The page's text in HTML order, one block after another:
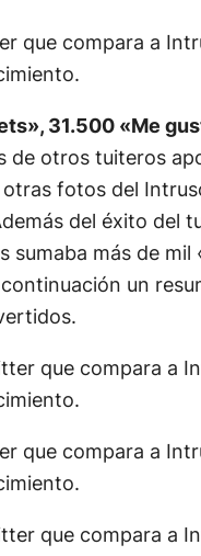
que compara a
31.500 «Me
de otros tuiteros
fotos del
del éxito del
sumaba más de mil
un
que compara a